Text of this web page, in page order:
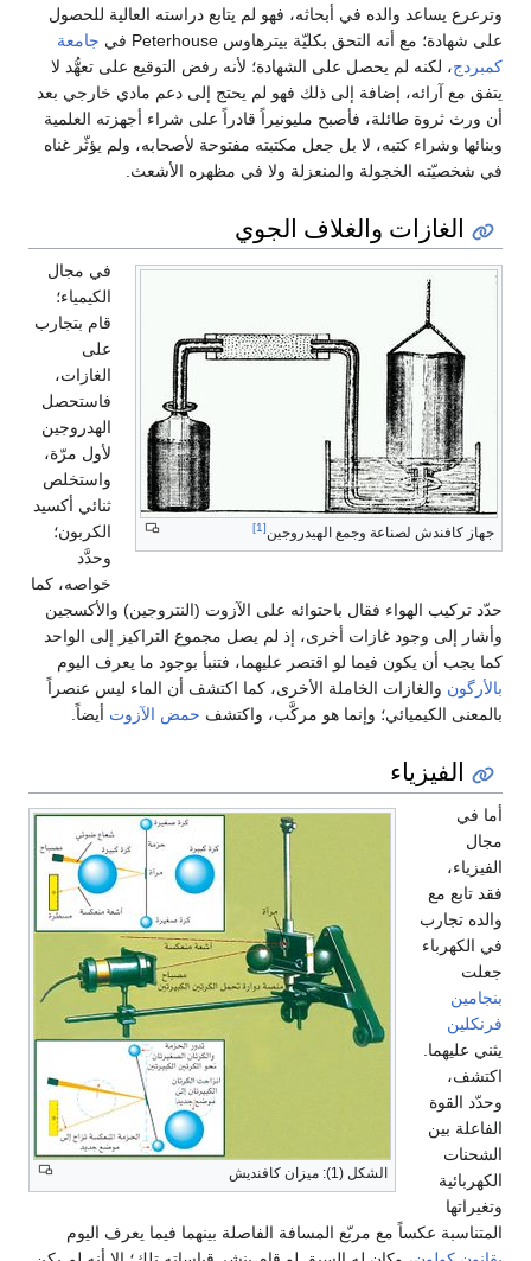
وترعرع يساعد والده في أبحاثه، فهو لم يتابع دراسته العالية للحصول
على شهادة؛ مع أنه التحق بكليّة بيترهاوس Peterhouse في
جامعة
كمبردج، لكنه لم يحصل على الشهادة؛ لأنه رفض التوقيع على تعهُّد لا
يتفق مع آرائه، إضافة إلى ذلك فهو لم يحتج إلى دعم مادي خارجي بعد
أن ورث ثروة طائلة، فأصبح مليونيراً قادراً على شراء أجهزته العلمية
وبنائها وشراء كتبه، لا بل جعل مكتبته مفتوحة لأصحابه، ولم يؤثّر غناه
في شخصيّته الخجولة والمنعزلة ولا في مظهره الأشعث.
الغازات والغلاف الجوي
جهاز كافندش لصناعة وجمع الهيدروجين[1]
في مجال
الكيمياء؛
قام بتجارب
على
الغازات،
فاستحصل
الهدروجين
لأول مرّة،
واستخلص
ثنائي أكسيد
الكربون؛
وحدَّد
خواصه، كما
حدّد تركيب الهواء فقال باحتوائه على الآزوت (النتروجين) والأكسجين
وأشار إلى وجود غازات أخرى، إذ لم يصل مجموع التراكيز إلى الواحد
كما يجب أن يكون فيما لو اقتصر عليهما، فتنبأ بوجود ما يعرف اليوم
بالأرگون والغازات الخاملة الأخرى، كما اكتشف أن الماء ليس عنصراً
بالمعنى الكيميائي؛ وإنما هو مركَّب، واكتشف حمض الآزوت أيضاً.
الفيزياء
الشكل (1): ميزان كافنديش
أما في
مجال
الفيزياء،
فقد تابع مع
والده تجارب
في الكهرباء
جعلت
بنجامين
فرنكلين
يثني عليهما.
اكتشف،
وحدّد القوة
الفاعلة بين
الشحنات
الكهربائية
وتغيراتها
المتناسبة عكساً مع مربّع المسافة الفاصلة بينهما فيما يعرف اليوم